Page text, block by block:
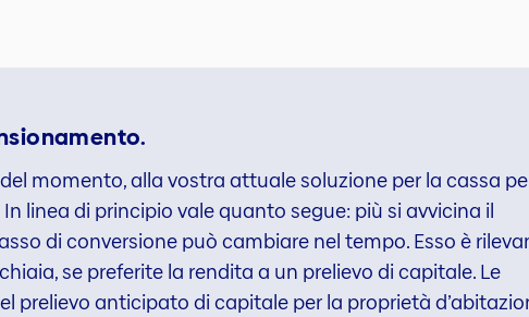
momento, alla vostra attuale soluzione per la cassa
linea di principio vale quanto segue: più si avvicina il
di conversione può cambiare nel tempo. Esso è
se preferite la rendita a un prelievo di capitale. Le
prelievo anticipato di capitale per la proprietà